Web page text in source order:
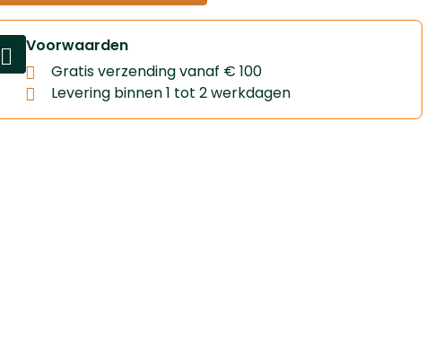
Voorwaarden
Gratis verzending vanaf € 100
Levering binnen 1 tot 2 werkdagen